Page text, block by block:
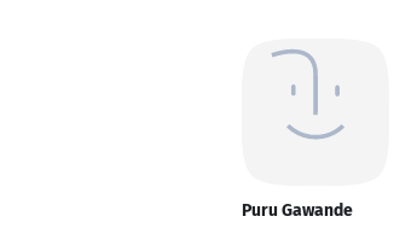
Puru Gawande